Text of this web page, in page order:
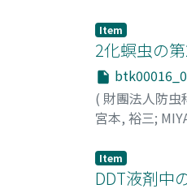
Item
2化螟虫の
( 財團法人防虫
宮本, 裕三;
Item
DDT液剤中